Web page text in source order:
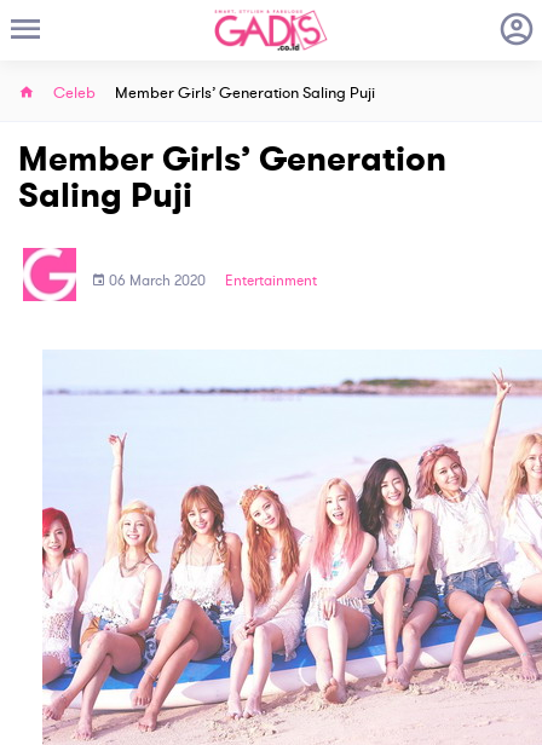
Celeb Member Girls’ Generation Saling Puji
Member Girls’ Generation
Saling Puji
06 March 2020 Entertainment